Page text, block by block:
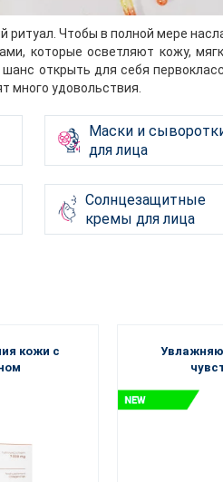
ритуал. Чтобы в полной мере
которые осветляют кожу,
открыть для себя
много удовольствия.
Маски и
для лица
Солнцезащитные
кремы для лица
кожи с